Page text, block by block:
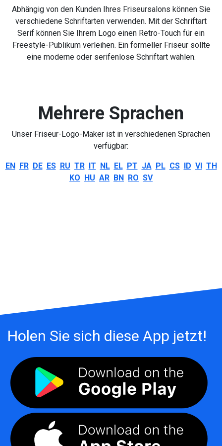
Abhängig von den Kunden Ihres Friseursalons können Sie
verschiedene Schriftarten verwenden. Mit der Schriftart
Serif können Sie Ihrem Logo einen Retro-Touch für ein
Freestyle-Publikum verleihen. Ein formeller Friseur sollte
eine moderne oder serifenlose Schriftart wählen.
Mehrere Sprachen
Unser Friseur-Logo-Maker ist in verschiedenen Sprachen
verfügbar:
EN FR DE ES RU TR IT NL EL PT JA PL CS ID VI TH
KO HU AR BN RO SV
Holen Sie sich diese App jetzt!